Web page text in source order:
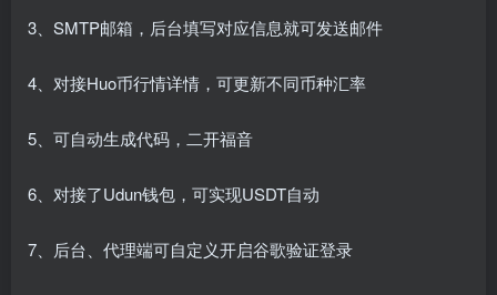
3、SMTP邮箱，后台填写对应信息就可发送邮件
4、对接Huo币行情详情，可更新不同币种汇率
5、可自动生成代码，二开福音
6、对接了Udun钱包，可实现USDT自动
7、后台、代理端可自定义开启谷歌验证登录